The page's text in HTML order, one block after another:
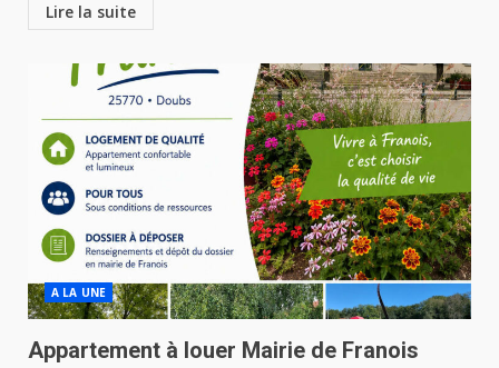
Lire la suite
A LA UNE
Appartement à louer Mairie de Franois